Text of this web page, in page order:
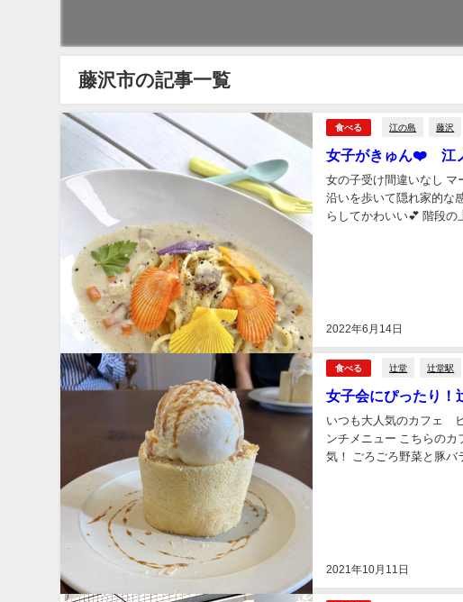
藤沢市の記事一覧
食べる 江の島 藤沢
女子がきゅん❤️ 江
2022年6月14日
女の子受け間違いなし マーメイドのレストラン♪
沿いを歩いて隠れ家的な
らしてかわいい💕 階段の上に
食べる 辻堂 辻堂駅
女子会にぴったり
2021年10月11日
いつも大人気のカフェ
ンチメニュー こちらのカ
気！ ごろごろ野菜と豚バ